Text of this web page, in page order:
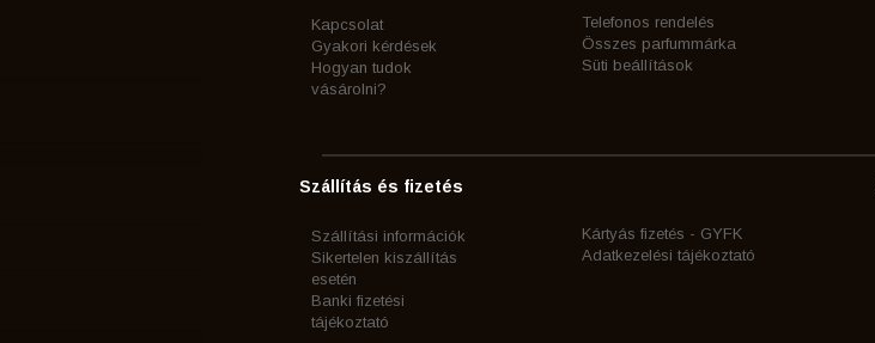
Kapcsolat
Gyakori kérdések
Hogyan tudok
vásárolni?
Telefonos rendelés
Összes parfummárka
Süti beállítások
Szállítás és fizetés
Szállítási információk
Sikertelen kiszállítás
esetén
Banki fizetési
tájékoztató
Kártyás fizetés - GYFK
Adatkezelési tájékoztató